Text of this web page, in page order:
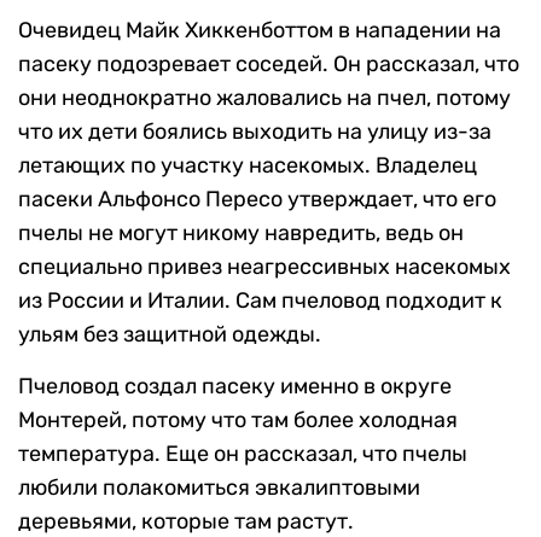
Очевидец Майк Хиккенботтом в нападении на
пасеку подозревает соседей. Он рассказал, что
они неоднократно жаловались на пчел, потому
что их дети боялись выходить на улицу из-за
летающих по участку насекомых. Владелец
пасеки Альфонсо Пересо утверждает, что его
пчелы не могут никому навредить, ведь он
специально привез неагрессивных насекомых
из России и Италии. Сам пчеловод подходит к
ульям без защитной одежды.
Пчеловод создал пасеку именно в округе
Монтерей, потому что там более холодная
температура. Еще он рассказал, что пчелы
любили полакомиться эвкалиптовыми
деревьями, которые там растут.